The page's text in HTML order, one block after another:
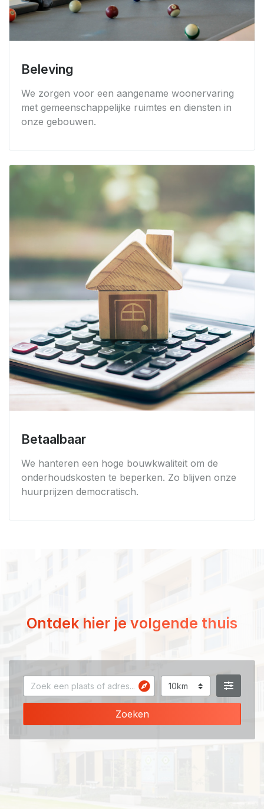
Beleving
We zorgen voor een aangename woonervaring
met gemeenschappelijke ruimtes en diensten in
onze gebouwen.
Betaalbaar
We hanteren een hoge bouwkwaliteit om de
onderhoudskosten te beperken. Zo blijven onze
huurprijzen democratisch.
Ontdek hier je volgende thuis
Zoeken